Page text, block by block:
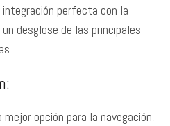
integración perfecta con la
desglose de las principales
mejor opción para la navegación,